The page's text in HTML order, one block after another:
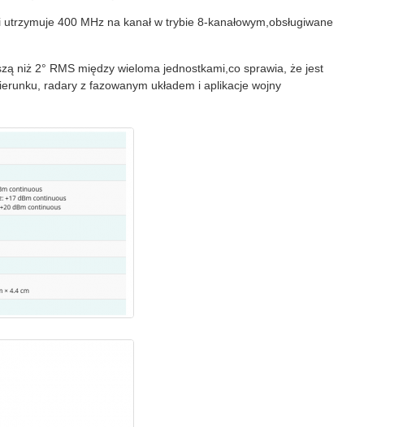
400 MHz na kanał w trybie 8-kanałowym,obsługiwane
niż 2° RMS między wieloma jednostkami,co sprawia, że jest
radary z fazowanym układem i aplikacje wojny